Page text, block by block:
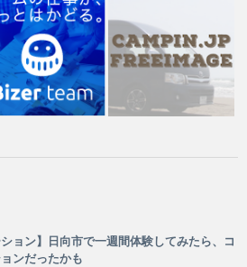
ション】日向市で一週間体験してみたら、コ
ンだったかも